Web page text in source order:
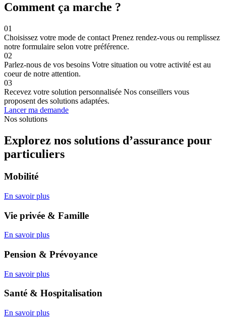
Comment ça marche ?
01
Choisissez votre mode de contact Prenez rendez-vous ou remplissez
notre formulaire selon votre préférence.
02
Parlez-nous de vos besoins Votre situation ou votre activité est au
coeur de notre attention.
03
Recevez votre solution personnalisée Nos conseillers vous
proposent des solutions adaptées.
Lancer ma demande
Nos solutions
Explorez nos solutions d’assurance pour
particuliers
Mobilité
En savoir plus
Vie privée & Famille
En savoir plus
Pension & Prévoyance
En savoir plus
Santé & Hospitalisation
En savoir plus